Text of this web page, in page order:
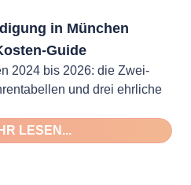
in München
Guide
2024 bis 2026: die Zwei-
und drei ehrliche
LESEN...